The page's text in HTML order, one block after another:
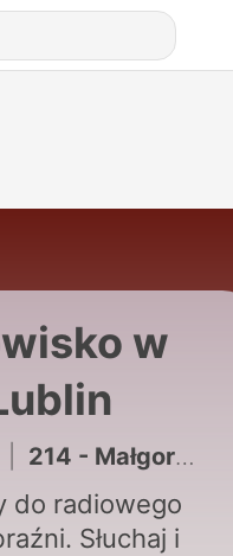
w
214 - Małgorzata Żurakowska „Jego zasady”. Część 2 | Słuchowisko
do radiowego
Słuchaj i